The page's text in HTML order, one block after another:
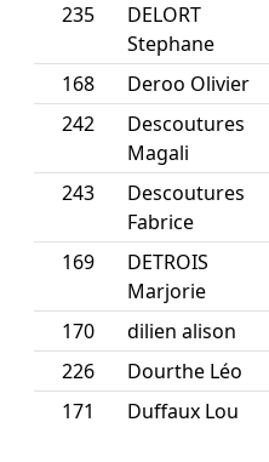
235
DELORT
Stephane
168 Deroo Olivier
242
Descoutures
Magali
243
Descoutures
Fabrice
169
DETROIS
Marjorie
170 dilien alison
226
Dourthe Léo
171
Duffaux Lou